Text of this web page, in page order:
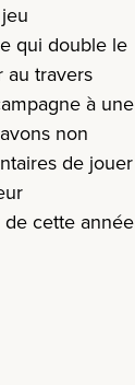
qui double le
au travers
à une
non
de jouer
de cette année